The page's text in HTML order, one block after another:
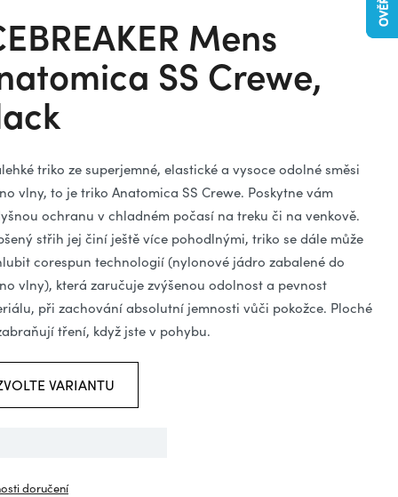
Mens
SS Crewe,
triko ze superjemné, elastické a vysoce odolné směsi
vlny, to je triko Anatomica SS Crewe. Poskytne vám
ochranu v chladném počasí na treku či na venkově.
střih jej činí ještě více pohodlnými, triko se dále může
corespun technologií (nylonové jádro zabalené do
vlny), která zaručuje zvýšenou odolnost a pevnost
při zachování absolutní jemnosti vůči pokožce. Ploché
tření, když jste v pohybu.
VARIANTU
doručení